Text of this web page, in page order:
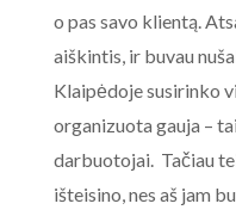
o pas savo klientą.
aiškintis, ir buvau
Klaipėdoje susirinko
organizuota gauja –
darbuotojai. Tačiau
išteisino, nes aš jam